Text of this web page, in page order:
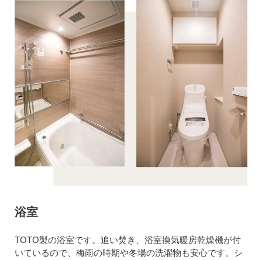
浴室
TOTO製の浴室です。追い焚き、浴室換気暖房乾燥機が付
いているので、梅雨の時期や冬場の洗濯物も安心です。シ